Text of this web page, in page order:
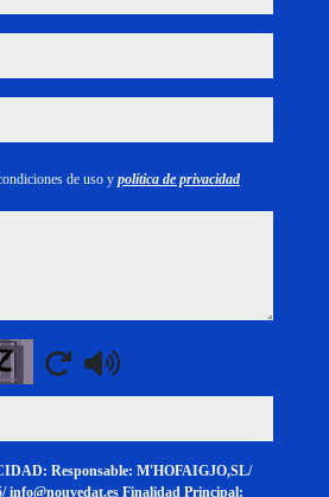
de uso y política de privacidad
Responsable: M'HOFAIGJO,SL/
info@nouvedat.es Finalidad Principal: